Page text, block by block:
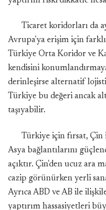
Ticaret koridorları da
Avrupa'ya erişim için
Türkiye Orta Koridor ve
kendisini
derinleşirse alternatif
Türkiye bu değeri ancak
taşıyabilir.
Türkiye için fırsat,
Asya bağlantılarını
açıktır. Çin'den ucuz ara
cazip görünürken yerli
Ayrıca ABD ve AB ile
yaptırım hassasiyetleri